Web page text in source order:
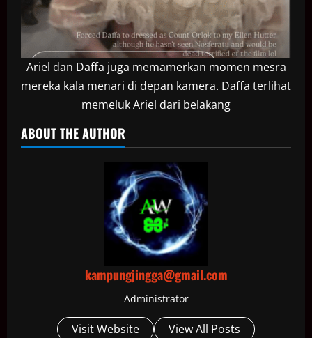
Ariel dan Daffa juga memamerkan momen mesra
mereka kala menari di depan kamera. Daffa terlihat
memeluk Ariel dari belakang
ABOUT THE AUTHOR
kampungjingga@gmail.com
Administrator
Visit Website View All Posts